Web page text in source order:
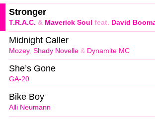
T.R.A.C. & Maverick Soul feat. David
Stronger
Mozey, Shady Novelle & Dynamite MC
Midnight Caller
GA-20
She’s Gone
Alli Neumann
Bike Boy